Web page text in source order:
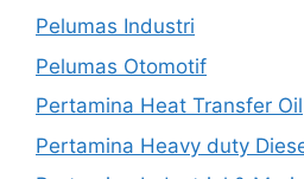
Pelumas Industri
Pelumas Otomotif
Pertamina Heat Transfer Oil
Pertamina Heavy duty